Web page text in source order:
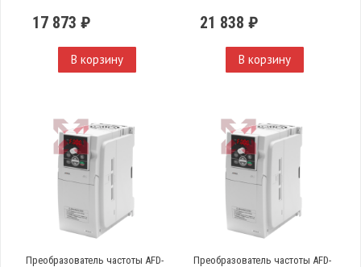
17 873 ₽
В корзину
21 838 ₽
В корзину
Преобразователь частоты AFD-
Преобразователь частоты AFD-